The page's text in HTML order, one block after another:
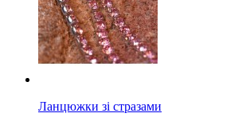
Ланцюжки зі стразами